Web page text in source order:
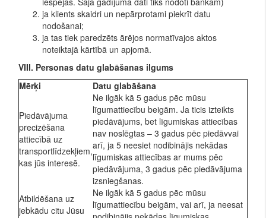
ja klients skaidri un nepārprotami piekrīt datu
nodošanai;
ja tas tiek paredzēts ārējos normatīvajos aktos
noteiktajā kārtībā un apjomā.
VIII. Personas datu glabāšanas ilgums
Mērķi
Datu glabāšana
Piedāvājuma
precizēšana
attiecībā uz
transportlīdzekļiem,
kas jūs interesē.
Ne ilgāk kā 5 gadus pēc mūsu
līgumattiecību beigām. Ja ticis izteikts
piedāvājums, bet līgumiskas attiecības
nav noslēgtas – 3 gadus pēc piedāvvai
arī, ja 5 neesiet nodibinājis nekādas
līgumiskas attiecības ar mums pēc
piedāvājuma, 3 gadus pēc piedāvājuma
izsniegšanas.
Atbildēšana uz
jebkādu citu Jūsu
Ne ilgāk kā 5 gadus pēc mūsu
līgumattiecību beigām, vai arī, ja neesat